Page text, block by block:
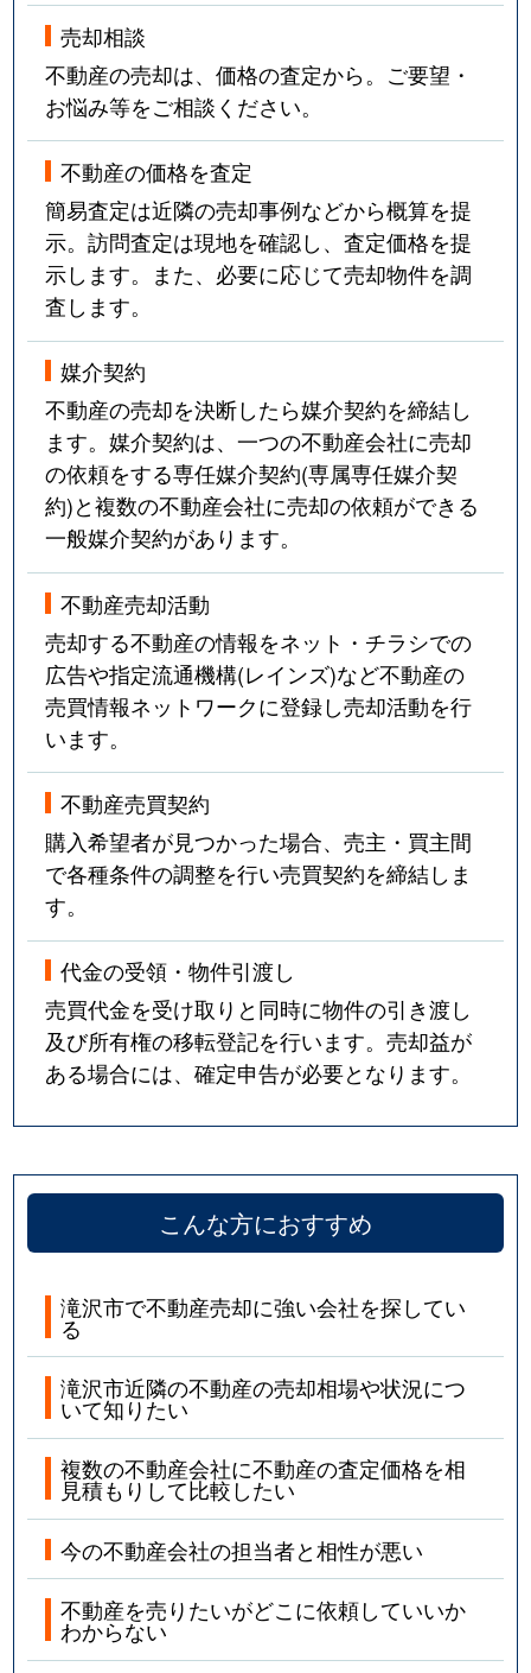
売却相談
不動産の売却は、価格の査定から。ご要望・
お悩み等をご相談ください。
不動産の価格を査定
簡易査定は近隣の売却事例などから概算を提
示。訪問査定は現地を確認し、査定価格を提
示します。また、必要に応じて売却物件を調
査します。
媒介契約
不動産の売却を決断したら媒介契約を締結し
ます。媒介契約は、一つの不動産会社に売却
の依頼をする専任媒介契約(専属専任媒介契
約)と複数の不動産会社に売却の依頼ができる
一般媒介契約があります。
不動産売却活動
売却する不動産の情報をネット・チラシでの
広告や指定流通機構(レインズ)など不動産の
売買情報ネットワークに登録し売却活動を行
います。
不動産売買契約
購入希望者が見つかった場合、売主・買主間
で各種条件の調整を行い売買契約を締結しま
す。
代金の受領・物件引渡し
売買代金を受け取りと同時に物件の引き渡し
及び所有権の移転登記を行います。売却益が
ある場合には、確定申告が必要となります。
こんな方におすすめ
滝沢市で不動産売却に強い会社を探してい
る
滝沢市近隣の不動産の売却相場や状況につ
いて知りたい
複数の不動産会社に不動産の査定価格を相
見積もりして比較したい
今の不動産会社の担当者と相性が悪い
不動産を売りたいがどこに依頼していいか
わからない